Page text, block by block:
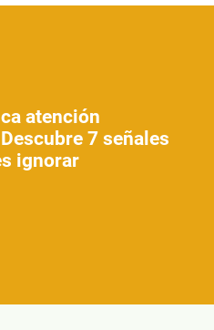
atención
7 señales
ignorar